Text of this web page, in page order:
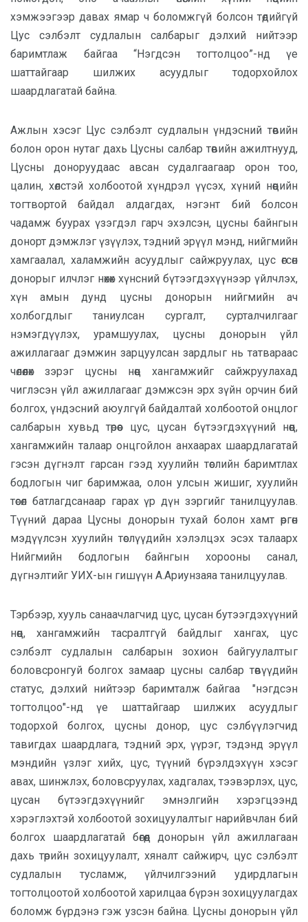
хэмжээгээр давах ямар ч боломжгүй болсон төдийгүй
Цус сэлбэлт судлалын салбарыг дэлхий нийтээр
баримтлаж байгаа “Нэгдсэн тогтолцоо”-нд үе
шаттайгаар шилжих асуудлыг тодорхойлох
шаардлагатай байна.
Ажлын хэсэг Цус сэлбэлт судлалын үндэсний төвийн
болон орон нутаг дахь Цусны салбар төвийн ажилтнууд,
Цусны доноруудаас авсан судалгаагаар орон тоо,
цалин, хөлстэй холбоотой хүндрэл үүсэх, хүний нөөцийн
тогтвортой байдал алдагдах, нэгэнт бий болсон
чадамж буурах үзэгдэл гарч эхэлсэн, цусны байнгын
донорт дэмжлэг үзүүлэх, тэдний эрүүл мэнд, нийгмийн
хамгаалал, халамжийн асуудлыг сайжруулах, цус өгсөн
донорыг илчлэг нөхөх хүнсний бүтээгдэхүүнээр үйлчлэх,
хүн амын дунд цусны донорын нийгмийн ач
холбогдлыг таниулсан сургалт, сурталчилгааг
нэмэгдүүлэх, урамшуулах, цусны донорын үйл
ажиллагааг дэмжин зарцуулсан зардлыг нь татвараас
чөлөөлөх зэрэг цусны нөөц хангамжийг сайжруулахад
чиглэсэн үйл ажиллагааг дэмжсэн эрх зүйн орчин бий
болгох, үндэсний аюулгүй байдалтай холбоотой онцлог
салбарын хувьд төрөөс цус, цусан бүтээгдэхүүний нөөц,
хангамжийн талаар онцгойлон анхаарах шаардлагатай
гэсэн дүгнэлт гарсан гээд хуулийн төслийн баримтлах
бодлогын чиг баримжаа, олон улсын жишиг, хуулийн
төсөл батлагдсанаар гарах үр дүн зэргийг танилцуулав.
Түүний дараа Цусны донорын тухай болон хамт өргөн
мэдүүлсэн хуулийн төслүүдийн хэлэлцэх эсэх талаарх
Нийгмийн бодлогын байнгын хорооны санал,
дүгнэлтийг УИХ-ын гишүүн А.Ариунзаяа танилцуулав.
Тэрбээр, хууль санаачлагчид цус, цусан бутээгдэхүүний
нөөц, хангамжийн тасралтгүй байдлыг хангах, цус
сэлбэлт судлалын салбарын зохион байгyулалтыг
боловсронгуй болгох замаар цусны салбар төвүүдийн
статус, дэлхий нийтээр баримталж байгаа "нэгдсэн
тогтолцоо"-нд үе шаттайгаар шилжих асуудлыг
тодорхой болгох, цусны донор, цус сэлбүүлэгчид
тавигдах шаардлага, тэдний эрх, үүрэг, тэдэнд эрүүл
мэндийн үзлэг хийх, цус, түүний бүрэлдэхүүн хэсэг
авах, шинжлэх, боловсруулах, хадгалах, тээвэрлэх, цус,
цусан бүтээгдэхүүнийг эмнэлгийн хэрэгцээнд
хэрэглэхтэй холбоотой зохицуулалтыг нарийвчлан бий
болгох шаардлагатай бөгөөд донорын үйл ажиллагаан
дахь төрийн зохицуулалт, хяналт сайжирч, цус сэлбэлт
судлалын тусламж, үйлчилгээний удирдлагын
тогтолцоотой холбоотой харилцаа бүрэн зохицуулагдах
боломж бүрдэнэ гэж узсэн байна. Цусны донорын үйл